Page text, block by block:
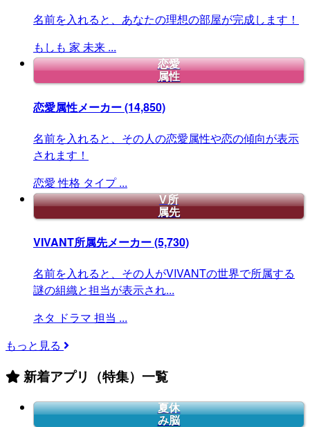
名前を入れると、あなたの理想の部屋が完成します！
もしも 家 未来 ...
恋愛
属性
恋愛属性メーカー(14,850)
名前を入れると、その人の恋愛属性や恋の傾向が表示
されます！
恋愛 性格 タイプ ...
V所
属先
VIVANT所属先メーカー(5,730)
名前を入れると、その人がVIVANTの世界で所属する
謎の組織と担当が表示され...
ネタ ドラマ 担当 ...
もっと見る
新着アプリ（特集）一覧
夏休
み脳